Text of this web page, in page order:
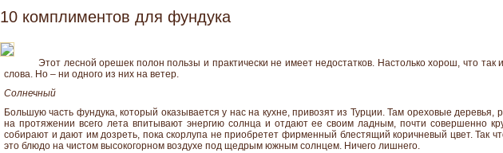
10 комплиментов для фундука
Этот лесной орешек полон пользы и практически не имеет недостатков. Настолько хорош, что
слова. Но – ни одного из них на ветер.
Солнечный
Большую часть фундука, который оказывается у нас на кухне, привозят из Турции. Там ореховые деревья,
на протяжении всего лета впитывают энергию солнца и отдают ее своим ладным, почти совершенно
собирают и дают им дозреть, пока скорлупа не приобретет фирменный блестящий коричневый цвет. Так
это блюдо на чистом высокогорном воздухе под щедрым южным солнцем. Ничего лишнего.